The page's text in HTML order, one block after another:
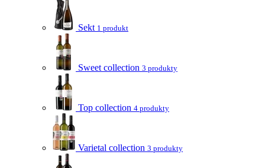
Sekt 1 produkt
Sweet collection 3 produkty
Top collection 4 produkty
Varietal collection 3 produkty